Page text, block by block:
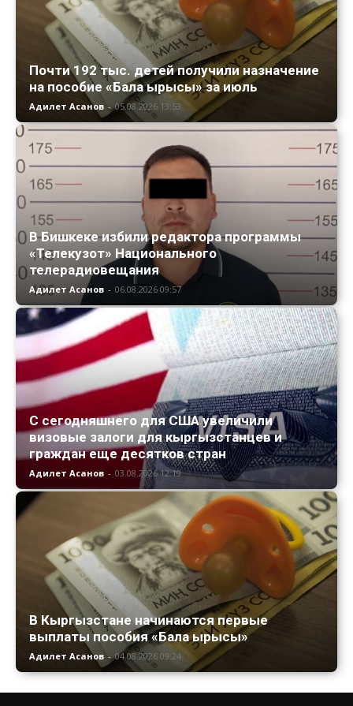
Почти 192 тыс. детей получили назначение
на пособие «Бала ырысы» за июль
Адилет Асанов - 05.08.2026 13:53
В Бишкеке избили редактора программы
«Телекузот» Национального
телерадиовещания
Адилет Асанов - 06.08.2026 09:57
С сегодняшнего для США увеличили
визовые залоги для кыргызстанцев и
граждан еще десятков стран
Адилет Асанов - 03.08.2026 12:19
В Кыргызстане начинаются первые
выплаты пособия «Бала ырысы»
Адилет Асанов - 04.08.2026 09:24